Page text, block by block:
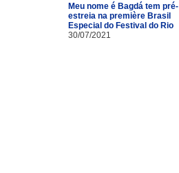
Meu nome é Bagdá tem pré-
estreia na première Brasil
Especial do Festival do Rio
30/07/2021